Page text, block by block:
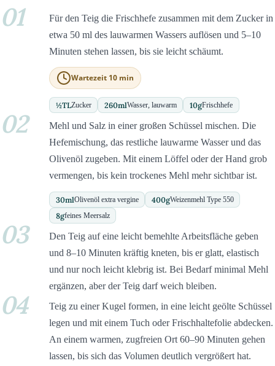
01
Für den Teig die Frischhefe zusammen mit dem Zucker in
etwa 50 ml des lauwarmen Wassers auflösen und 5–10
Minuten stehen lassen, bis sie leicht schäumt.
Wartezeit 10 min
½TLZucker 260mlWasser, lauwarm 10gFrischhefe
02
Mehl und Salz in einer großen Schüssel mischen. Die
Hefemischung, das restliche lauwarme Wasser und das
Olivenöl zugeben. Mit einem Löffel oder der Hand grob
vermengen, bis kein trockenes Mehl mehr sichtbar ist.
30mlOlivenöl extra vergine 400gWeizenmehl Type 550
8gfeines Meersalz
03
Den Teig auf eine leicht bemehlte Arbeitsfläche geben
und 8–10 Minuten kräftig kneten, bis er glatt, elastisch
und nur noch leicht klebrig ist. Bei Bedarf minimal Mehl
ergänzen, aber der Teig darf weich bleiben.
04
Teig zu einer Kugel formen, in eine leicht geölte Schüssel
legen und mit einem Tuch oder Frischhaltefolie abdecken.
An einem warmen, zugfreien Ort 60–90 Minuten gehen
lassen, bis sich das Volumen deutlich vergrößert hat.